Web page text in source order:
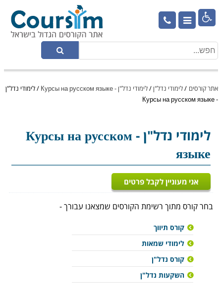

אתר קורסים /לימודי נדל"ן/לימודי נדל"ן - Курсы на русском языке /לימודי נדל"ן
- Курсы на русском языке
לימודי נדל"ן
- Курсы на русском
языке
אני מעוניין לקבל פרטים
בחר קורס מתוך רשימת הקורסים שמצאנו עבורך -
קורס תיווך
לימודי שמאות
קורס נדל"ן
השקעות נדל"ן